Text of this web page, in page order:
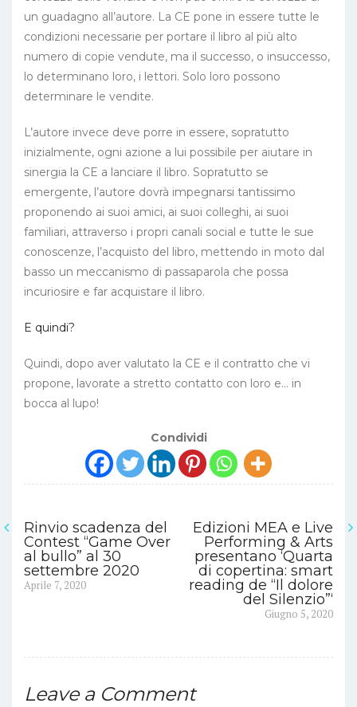
un guadagno all’autore. La CE pone in essere tutte le
condizioni necessarie per portare il libro al più alto
numero di copie vendute, ma il successo, o insuccesso,
lo determinano loro, i lettori. Solo loro possono
determinare le vendite.
L’autore invece deve porre in essere, sopratutto
inizialmente, ogni azione a lui possibile per aiutare in
sinergia la CE a lanciare il libro. Sopratutto se
emergente, l’autore dovrà impegnarsi tantissimo
proponendo ai suoi amici, ai suoi colleghi, ai suoi
familiari, attraverso i propri canali social e tutte le sue
conoscenze, l’acquisto del libro, mettendo in moto dal
basso un meccanismo di passaparola che possa
incuriosire e far acquistare il libro.
E quindi?
Quindi, dopo aver valutato la CE e il contratto che vi
propone, lavorate a stretto contatto con loro e… in
bocca al lupo!
Condividi
Navigazione
articoli
Rinvio scadenza del
Contest “Game Over
al bullo” al 30
settembre 2020
Previous
Aprile 7, 2020
Edizioni MEA e Live
Performing & Arts
presentano ‘Quarta
di copertina: smart
reading de “Il dolore
del Silenzio”‘
Giugno 5, 2020
Leave a Comment